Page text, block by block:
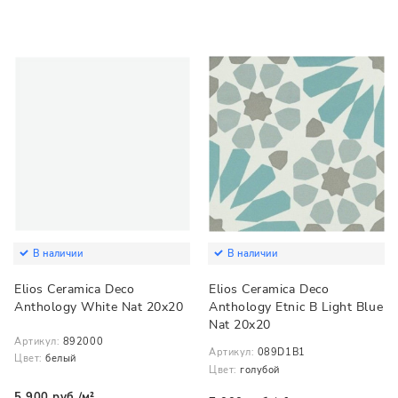
В наличии
Elios Ceramica Deco
Anthology White Nat 20x20
Артикул: 892000
Цвет: белый
В наличии
Elios Ceramica Deco
Anthology Etnic B Light Blue
Nat 20x20
Артикул: 089D1B1
Цвет: голубой